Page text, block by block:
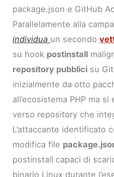
package.json e GitHub
Parallelamente alla
individua un secondo
su hook postinstall
repository pubblici su
inizialmente da otto
all’ecosistema PHP ma
verso repository che
L’attaccante identificato
modifica file
postinstall capaci di
binario Linux durante